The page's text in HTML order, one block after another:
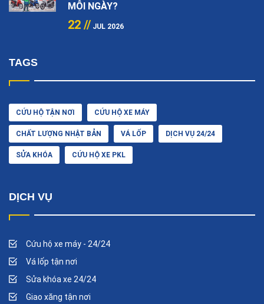
MỖI NGÀY?
22 // JUL 2026
TAGS
CỨU HỘ TẬN NƠI CỨU HỘ XE MÁY
CHẤT LƯỢNG NHẬT BẢN VÁ LỐP DỊCH VỤ 24/24
SỬA KHÓA CỨU HỘ XE PKL
DỊCH VỤ
Cứu hộ xe máy - 24/24
Vá lốp tận nơi
Sửa khóa xe 24/24
Giao xăng tận nơi